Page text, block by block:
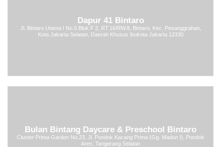
Dapur 41 Bintaro
Jl. Bintaro Utama I No.5 Blok F 2, RT.16/RW.8, Bintaro, Kec. Pesanggrahan,
Kota Jakarta Selatan, Daerah Khusus Ibukota Jakarta 12330
Bulan Bintang Daycare & Preschool Bintaro
Cluster Prima Garden No.23, Jl. Pondok Kacang Prima (Gg. Madun I), Pondok
Aren, Tangerang Selatan